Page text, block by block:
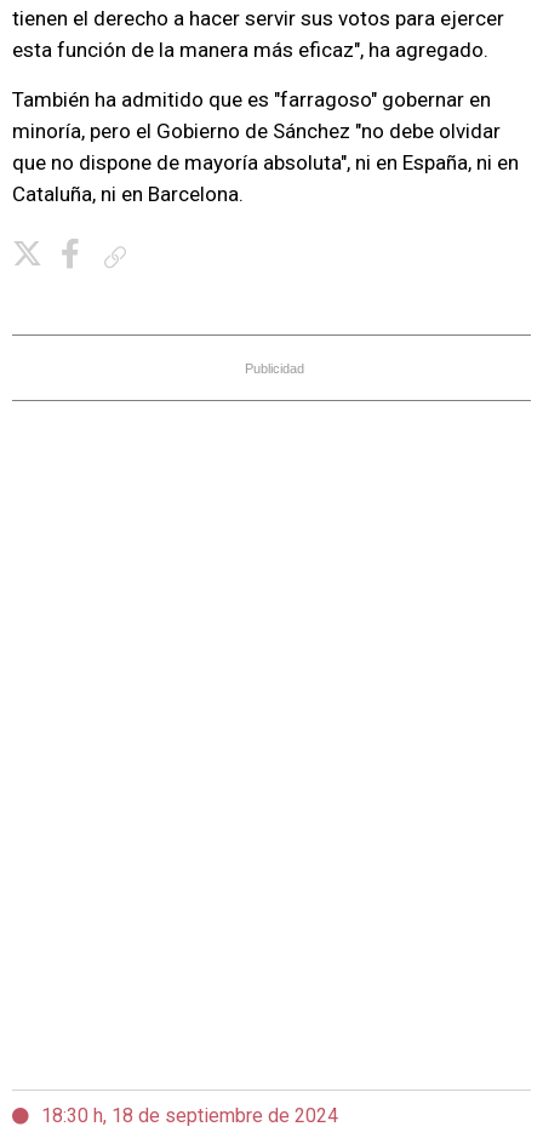
tienen el derecho a hacer servir sus votos para ejercer
esta función de la manera más eficaz", ha agregado.
También ha admitido que es "farragoso" gobernar en
minoría, pero el Gobierno de Sánchez "no debe olvidar
que no dispone de mayoría absoluta", ni en España, ni en
Cataluña, ni en Barcelona.
Publicidad
18:30 h, 18 de septiembre de 2024